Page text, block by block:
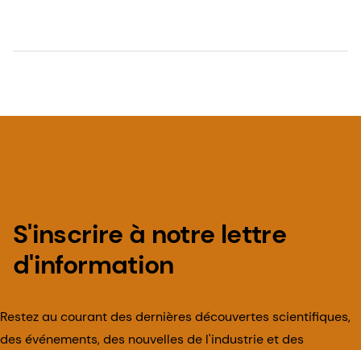
S'inscrire à notre lettre
d'information
Restez au courant des dernières découvertes scientifiques,
des événements, des nouvelles de l'industrie et des